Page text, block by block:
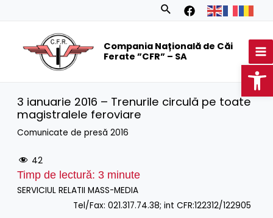
Search
Compania Națională de Căi
Ferate ”CFR” – SA
3 ianuarie 2016 – Trenurile circulă pe toate
magistralele feroviare
Comunicate de presă 2016
42
Timp de lectură: 3 minute
SERVICIUL RELATII MASS-MEDIA
Tel/Fax: 021.317.74.38; int CFR:122312/122905